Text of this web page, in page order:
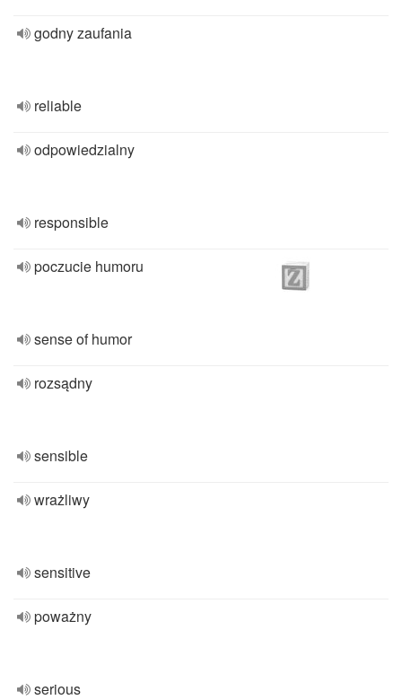
godny zaufania
reliable
odpowiedzialny
responsible
poczucie humoru
sense of humor
rozsądny
sensible
wrażliwy
sensitive
poważny
serious